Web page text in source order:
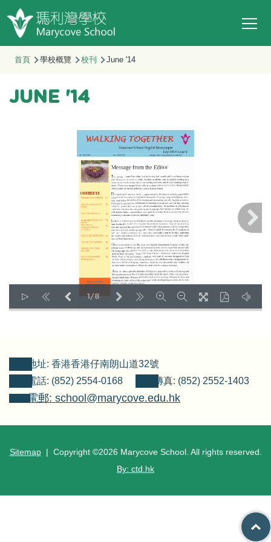
移至主內容
導
連
首頁 學校概覽 校刊 June '14
JUNE '14
1/8
地址: 香港香港仔南朗山道32號
電話: (852) 2554-0168
傳真: (852) 2552-1403
電郵: school@marycove.edu.hk
Sitemap| Copyright ©2026 Marycove School. All rights reserved.
By: ctd.hk